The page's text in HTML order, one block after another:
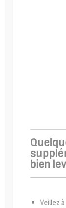
bien
Veillez